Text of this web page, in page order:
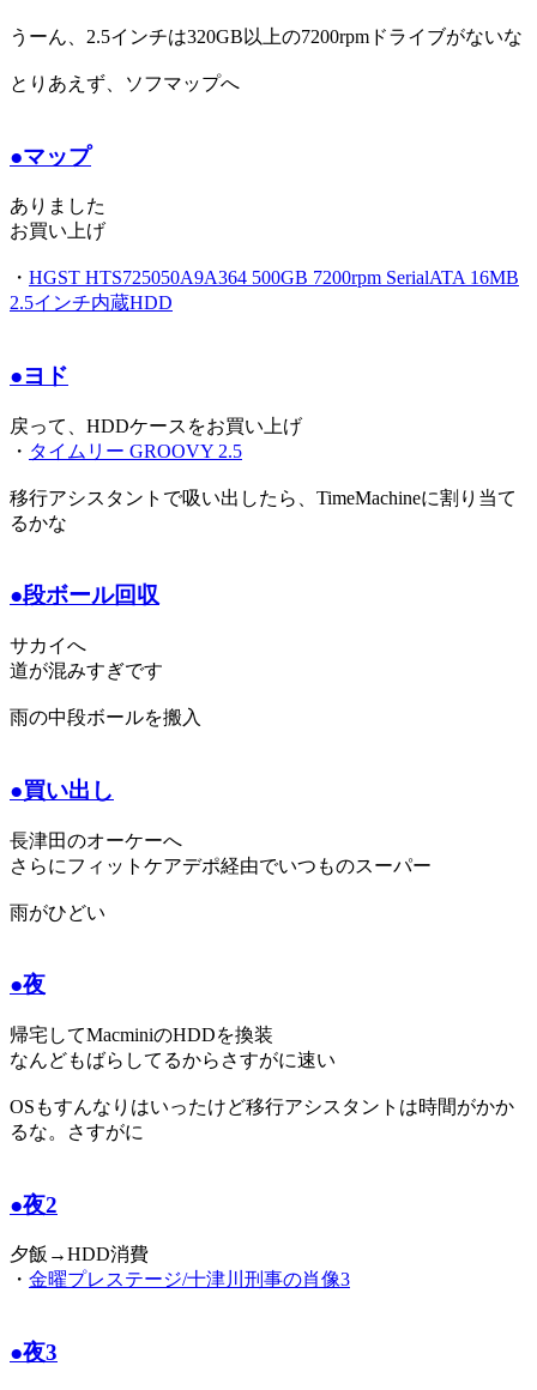
うーん、2.5インチは320GB以上の7200rpmドライブがないな
とりあえず、ソフマップへ
●マップ
ありました
お買い上げ
・ HGST HTS725050A9A364 500GB 7200rpm SerialATA 16MB
2.5インチ内蔵HDD
●ヨド
戻って、HDDケースをお買い上げ
・ タイムリー GROOVY 2.5
移行アシスタントで吸い出したら、TimeMachineに割り当て
るかな
●段ボール回収
サカイへ
道が混みすぎです
雨の中段ボールを搬入
●買い出し
長津田のオーケーへ
さらにフィットケアデポ経由でいつものスーパー
雨がひどい
●夜
帰宅してMacminiのHDDを換装
なんどもばらしてるからさすがに速い
OSもすんなりはいったけど移行アシスタントは時間がかか
るな。さすがに
●夜2
夕飯→HDD消費
・ 金曜プレステージ/十津川刑事の肖像3
●夜3